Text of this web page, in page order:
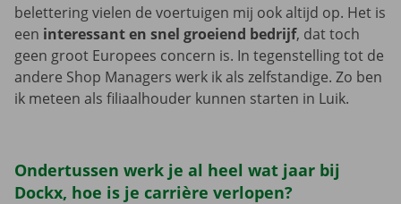
belettering vielen de voertuigen mij ook altijd op. Het is
een interessant en snel groeiend bedrijf, dat toch
geen groot Europees concern is. In tegenstelling tot de
andere Shop Managers werk ik als zelfstandige. Zo ben
ik meteen als filiaalhouder kunnen starten in Luik.
Ondertussen werk je al heel wat jaar bij
Dockx, hoe is je carrière verlopen?